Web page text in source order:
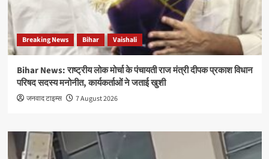
Breaking News Bihar Vaishali
Bihar News: राष्ट्रीय लोक मोर्चा के पंचायती राज मंत्री दीपक प्रकाश विधान
परिषद सदस्य मनोनीत, कार्यकर्ताओं ने जताई खुशी
जनवाद टाइम्स 7 August 2026